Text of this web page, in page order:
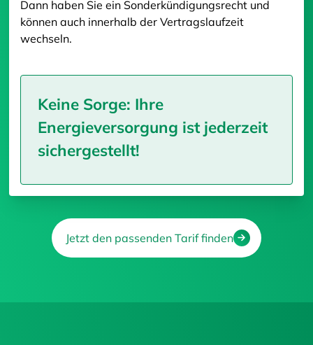
Dann haben Sie ein Sonderkündigungsrecht und
können auch innerhalb der Vertragslaufzeit
wechseln.
Keine Sorge: Ihre
Energieversorgung ist jederzeit
sichergestellt!
Jetzt den passenden Tarif finden